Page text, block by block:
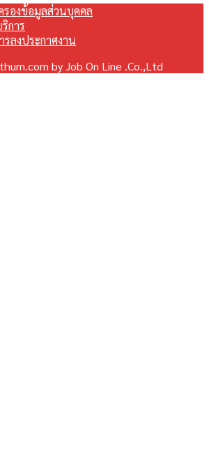
รองข้อมูลส่วนบุคคล
การ
ลงประกาศงาน
by Job On Line .Co.,Ltd